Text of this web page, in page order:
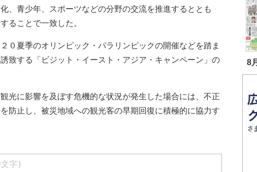
、青少年、スポーツなどの分野の交流を推進するととも
ることで一致した。
０夏季のオリンピック・パラリンピックの開催などを踏ま
致する「ビジット・イースト・アジア・キャンペーン」の
光に影響を及ぼす危機的な状況が発生した場合には、不正
防止し、被災地域への観光客の早期回復に積極的に協力す
8